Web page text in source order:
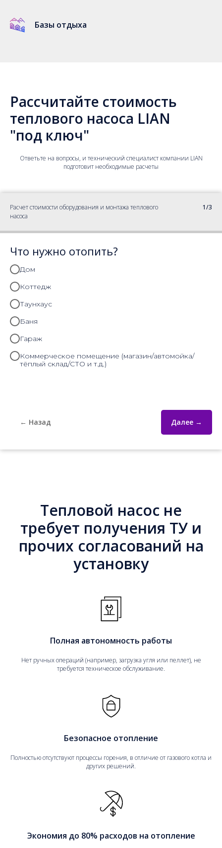
Базы отдыха
Рассчитайте стоимость
теплового насоса LIAN
"под ключ"
Ответьте на вопросы, и технический специалист компании LIAN
подготовит необходимые расчеты
Расчет стоимости оборудования и монтажа теплового
насоса
1/3
Что нужно отопить?
Дом
Коттедж
Таунхаус
Баня
Гараж
Коммерческое помещение (магазин/автомойка/
тёплый склад/СТО и т.д.)
← Назад Далее →
Тепловой насос не
требует получения ТУ и
прочих согласований на
установку
Полная автономность работы
Нет ручных операций (например, загрузка угля или пеллет), не
требуется техническое обслуживание.
Безопасное отопление
Полностью отсутствуют процессы горения, в отличие от газового котла и
других решений.
Экономия до 80% расходов на отопление